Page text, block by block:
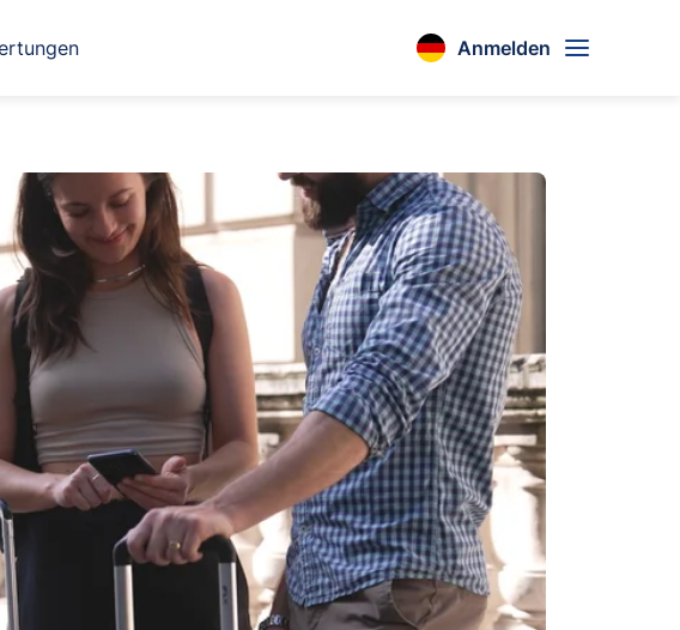
Anmelden